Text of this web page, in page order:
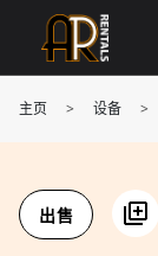
content
主页 > 设备 >
出售